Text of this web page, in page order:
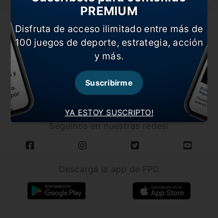
CARGAR MÁS NOTICIAS
Seguínos en nuestras redes!
YA ESTOY SUSCRIPTO!
PREMIUM
Disfruta de acceso ilimitado entre más de
100 juegos de deporte, estrategia, acción
y más.
Suscribirme